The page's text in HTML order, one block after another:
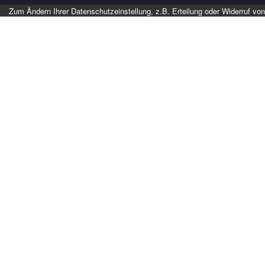
Zum Ändern Ihrer Datenschutzeinstellung, z.B. Erteilung oder Widerruf